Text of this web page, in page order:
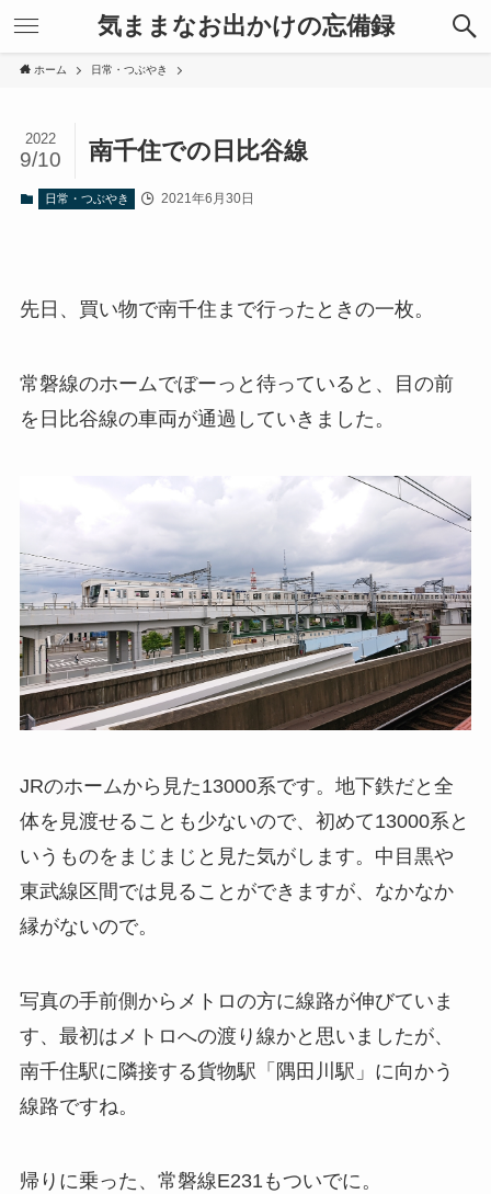
気ままなお出かけの忘備録
ホーム 日常・つぶやき
南千住での日比谷線
2022
9/10
日常・つぶやき 2021年6月30日
先日、買い物で南千住まで行ったときの一枚。
常磐線のホームでぼーっと待っていると、目の前
を日比谷線の車両が通過していきました。
JRのホームから見た13000系です。地下鉄だと全
体を見渡せることも少ないので、初めて13000系と
いうものをまじまじと見た気がします。中目黒や
東武線区間では見ることができますが、なかなか
縁がないので。
写真の手前側からメトロの方に線路が伸びていま
す、最初はメトロへの渡り線かと思いましたが、
南千住駅に隣接する貨物駅「隅田川駅」に向かう
線路ですね。
帰りに乗った、常磐線E231もついでに。